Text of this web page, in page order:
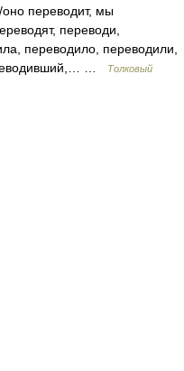
переводит, мы
переводи,
переводило, переводили,
…
Толковый